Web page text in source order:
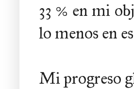
33 % en mi
lo menos en
Mi progreso